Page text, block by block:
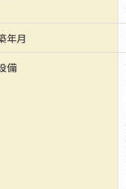
年月
備